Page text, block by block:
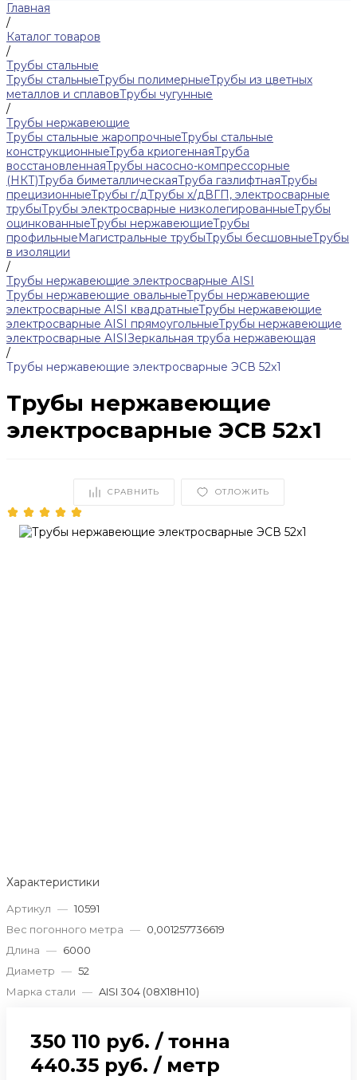
Главная
/
Каталог товаров
/
Трубы стальные
Трубы стальныеТрубы полимерныеТрубы из цветных
металлов и сплавовТрубы чугунные
/
Трубы нержавеющие
Трубы стальные жаропрочныеТрубы стальные
конструкционныеТруба криогеннаяТруба
восстановленнаяТрубы насосно-компрессорные
(НКТ)Труба биметаллическаяТруба газлифтнаяТрубы
прецизионныеТрубы г/дТрубы х/дВГП, электросварные
трубыТрубы электросварные низколегированныеТрубы
оцинкованныеТрубы нержавеющиеТрубы
профильныеМагистральные трубыТрубы бесшовныеТрубы
в изоляции
/
Трубы нержавеющие электросварные AISI
Трубы нержавеющие овальныеТрубы нержавеющие
электросварные AISI квадратныеТрубы нержавеющие
электросварные AISI прямоугольныеТрубы нержавеющие
электросварные AISIЗеркальная труба нержавеющая
/
Трубы нержавеющие электросварные ЭСВ 52x1
Трубы нержавеющие
электросварные ЭСВ 52x1
СРАВНИТЬ ОТЛОЖИТЬ
Характеристики
Артикул — 10591
Вес погонного метра — 0,001257736619
Длина — 6000
Диаметр — 52
Марка стали — AISI 304 (08Х18Н10)
350 110 руб. / тонна
440.35 руб. / метр